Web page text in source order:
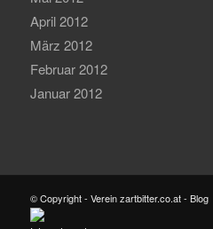
April 2012
März 2012
Februar 2012
Januar 2012
© Copyright - Verein zartbitter.co.at - Blog